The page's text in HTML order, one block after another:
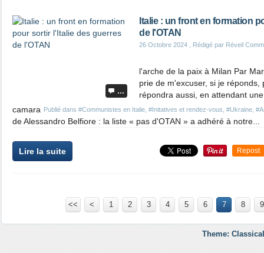
…
Italie : un front en formation
de l'OTAN
26 Octobre 2024 , Rédigé par Réveil
Publié dans #Communistes en Italie #Initatives et rendez-vous #Ukraine
l'arche de la paix à Milan Par
prie de m'excuser, si je
répondra aussi, en attendant
camara
de Alessandro Belfiore : la liste « pas d'OTAN » a adhéré à notre...
Lire la suite Repost
<< < 1 2 3 4 5 6 7 8 9
Theme: